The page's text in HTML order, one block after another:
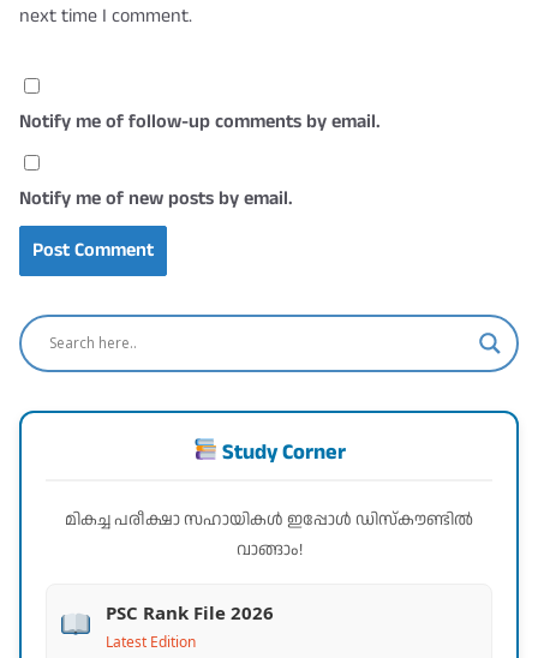
next time I comment.
Notify me of follow-up comments by email.
Notify me of new posts by email.
Study Corner
മികച്ച പരീക്ഷാ സഹായികൾ ഇപ്പോൾ ഡിസ്കൗണ്ടിൽ
വാങ്ങാം!
PSC Rank File 2026
Latest Edition